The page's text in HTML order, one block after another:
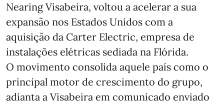
Nearing Visabeira, voltou a acelerar a sua
expansão nos Estados Unidos com a
aquisição da Carter Electric, empresa de
instalações elétricas sediada na Flórida.
O movimento consolida aquele país como o
principal motor de crescimento do grupo,
adianta a Visabeira em comunicado enviado